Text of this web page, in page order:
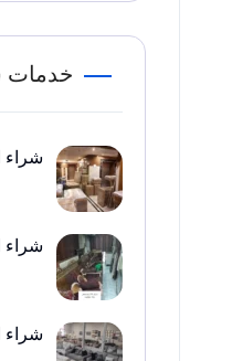
خدمات
شراء
شراء
شراء